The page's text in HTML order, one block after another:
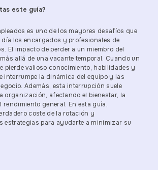
este guía?
es uno de los mayores desafíos que
los encargados y profesionales de
El impacto de perder a un miembro del
allá de una vacante temporal. Cuando un
pierde valioso conocimiento, habilidades y
interrumpe la dinámica del equipo y las
Además, esta interrupción suele
organización, afectando el bienestar, la
rendimiento general. En esta guía,
coste de la rotación y
estrategias para ayudarte a minimizar su